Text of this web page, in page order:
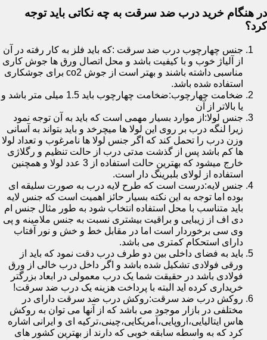
در هنگام خرید درب ضد سرقت به چه نکاتی باید توجه
کرد؟
جنس چهارچوب درب ضد سرقت :که باید فلز به کار رفته در آن
از آلیاژ خوب و با کیفیت باشد و محل اتصال ورق ها جوش کاری
مناسبی داشته باشند و بهتر است از جوش co2 برای جوشکاری
استفاده شده باشد.
ضخامت چهارچوب:ضخامت چهارچوب باید 1.5 میلی متر باشد و
یا بالاتر از آن
جنس لولا:از موارد بسیار مهمی است که باید به آن توجه نمود
زیرا لنگه درب بر روی این لولا ها میچرخد و باید بتواند به آسانی
وزن درب را تحمل کند که اگر جنس لولا ها نامرغوب و تعداد لولا
ها کم باشد پس از گذشت مدتی درب از حالت تنظیم و رگلاژی
خارج میشود که بهترین حالت استفاده از 3 عدد لولا و همچنین
استفاده از لولای بلبرینگ دار است.
جنس لایه:درست است که طرح لایه درب به صورت سلیقه ای
بوده اما توجه به این نکته بسیار حائز اهمیت است که جنس لایه
باید متناسب با محل استفاده انتخاب شود به طور مثال جنس ام
دی اف از زیبایی و براقیت بیشتری نسبت به جنس ملامینه و پی
وی سی برخوردار است اما در مقابل خط و خش و نور آفتاب
دارای استحکام کمتری می باشد.
باید به فضای داخلی بین دو طرف درب دقت نمود که باید از
ورقی فولادی تشکیل شده باشد و اگر داخل درب خالی از ورق
فولادی باشد در حقیقت شما یک درب معمولی در ابعاد بزرگتر
خریداری کرده اید البته با پرداخت هزینه یک درب ضد سرقت!
روکش درب ضد سرقت:روکش درب ضد سرقت دارای در
مختلفی در بازار موجود می باشد که از آنها می توان به روکش
هاس ایتالیایی،اروپایی،آمریکایی،چینی،ترکیه ای و ایرانی اشاره
کرد که به واسطه سابقه خوبی که دارند از بهترین کشور های